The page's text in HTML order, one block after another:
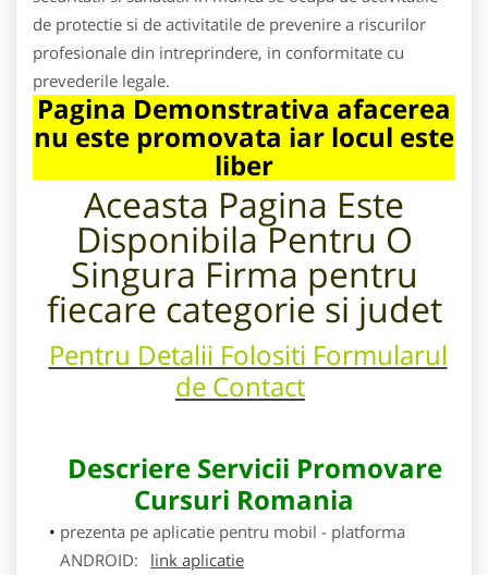
de protectie si de activitatile de prevenire a riscurilor
profesionale din intreprindere, in conformitate cu
prevederile legale.
Pagina Demonstrativa afacerea
nu este promovata iar locul este
liber
Aceasta Pagina Este
Disponibila Pentru O
Singura Firma pentru
fiecare categorie si judet
Pentru Detalii Folositi Formularul
de Contact
Descriere Servicii Promovare
Cursuri Romania
prezenta pe aplicatie pentru mobil - platforma
ANDROID:
link aplicatie